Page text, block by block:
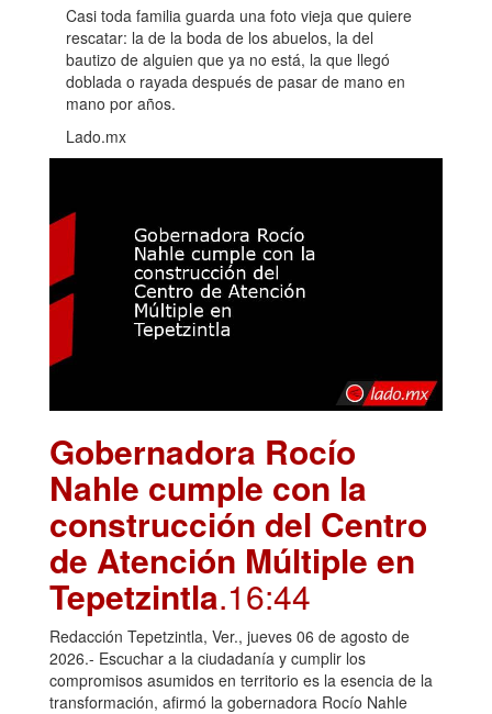
Casi toda familia guarda una foto vieja que quiere
rescatar: la de la boda de los abuelos, la del
bautizo de alguien que ya no está, la que llegó
doblada o rayada después de pasar de mano en
mano por años.
Lado.mx
Gobernadora Rocío
Nahle cumple con la
construcción del Centro
de Atención Múltiple en
Tepetzintla.16:44
Redacción Tepetzintla, Ver., jueves 06 de agosto de
2026.- Escuchar a la ciudadanía y cumplir los
compromisos asumidos en territorio es la esencia de la
transformación, afirmó la gobernadora Rocío Nahle